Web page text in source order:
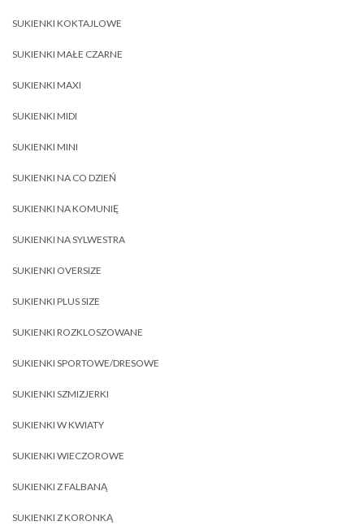
SUKIENKI KOKTAJLOWE
SUKIENKI MAŁE CZARNE
SUKIENKI MAXI
SUKIENKI MIDI
SUKIENKI MINI
SUKIENKI NA CO DZIEŃ
SUKIENKI NA KOMUNIĘ
SUKIENKI NA SYLWESTRA
SUKIENKI OVERSIZE
SUKIENKI PLUS SIZE
SUKIENKI ROZKLOSZOWANE
SUKIENKI SPORTOWE/DRESOWE
SUKIENKI SZMIZJERKI
SUKIENKI W KWIATY
SUKIENKI WIECZOROWE
SUKIENKI Z FALBANĄ
SUKIENKI Z KORONKĄ